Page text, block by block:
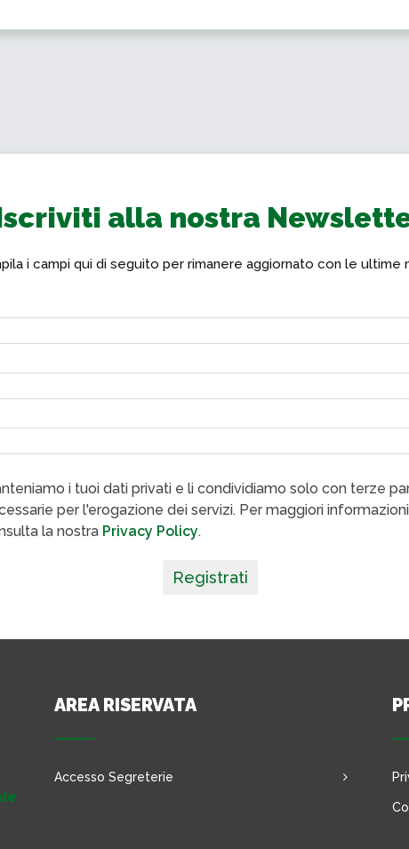
alla nostra
i campi qui di seguito per rimanere aggiornato con le ultime
i tuoi dati privati e li condividiamo solo con terze
per l'erogazione dei servizi. Per maggiori
la nostra Privacy Policy.
Registrati
AREA RISERVATA
Accesso Segreterie